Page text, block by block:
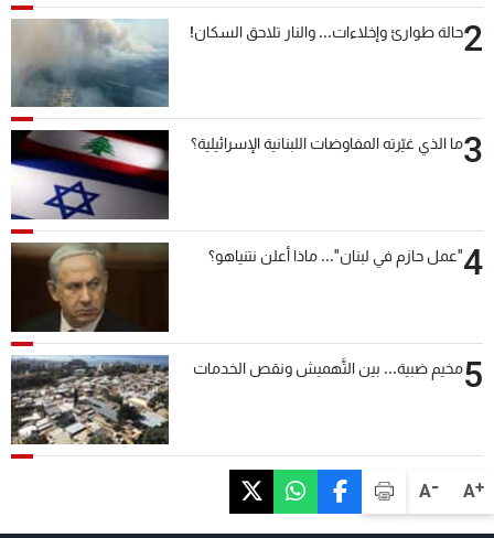
A+
A-
2حالة طوارئ وإخلاءات... والنار تلاحق السكان!
3ما الذي غيّرته المفاوضات اللبنانية الإسرائيلية؟
4"عمل حازم في لبنان"... ماذا أعلن نتنياهو؟
5مخيم ضبية... بين التَّهميش ونقص الخدمات